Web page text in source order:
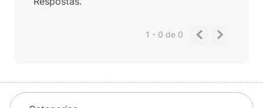
1 - 0de 0